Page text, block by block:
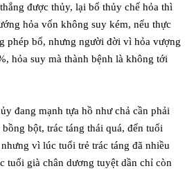
được thủy, lại bổ thủy chế hỏa thì
hỏa vốn không suy kém, nếu thực
phép bổ, nhưng người đời vì hỏa vượng
hỏa suy mà thành bệnh là không tới
đang mạnh tựa hồ như chả cần phải
bột, trác táng thái quá, đến tuổi
vì lúc tuổi trẻ trác táng đã nhiều
tuổi già chân dương tuyệt dần chỉ còn